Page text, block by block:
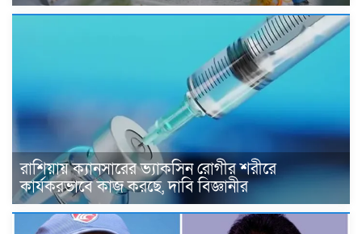
রাশিয়ায় ক্যানসারের ভ্যাকসিন রোগীর শরীরে
কার্যকরভাবে কাজ করছে, দাবি বিজ্ঞানীর